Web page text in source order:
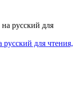
русский для чтения,